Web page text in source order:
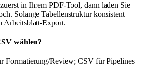
in Ihrem PDF-Tool, dann laden Sie
Solange Tabellenstruktur konsistent
Arbeitsblatt-Export.
wählen?
Formatierung/Review; CSV für Pipelines